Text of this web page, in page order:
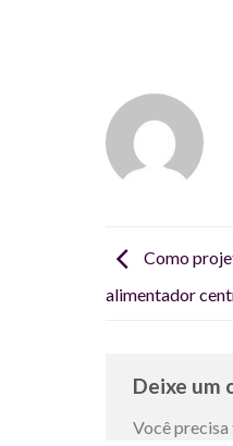
Como
alimentador
Deixe um
Você precisa